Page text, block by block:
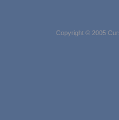
Copyright © 2005